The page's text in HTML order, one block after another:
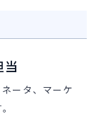
ータ、マーケ